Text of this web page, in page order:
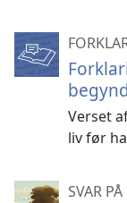
Verset
liv før
SVAR